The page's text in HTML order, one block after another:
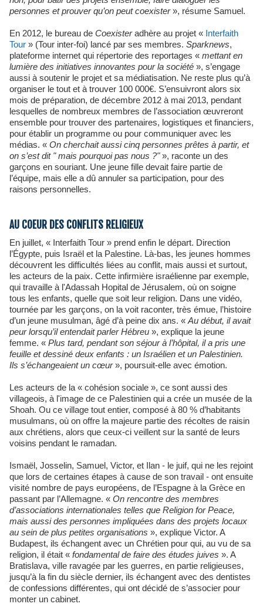
personnes et prouver qu’on peut coexister», résume Samuel.
En 2012, le bureau de Coexisteradhère au projet « Interfaith
Tour » (Tour inter-foi) lancé par ses membres. Sparknews,
plateforme internet qui répertorie des reportages « mettant en
lumière des initiatives innovantes pour la société », s’engage
aussi à soutenir le projet et sa médiatisation. Ne reste plus qu’à
organiser le tout et à trouver 100 000€. S’ensuivront alors six
mois de préparation, de décembre 2012 à mai 2013, pendant
lesquelles de nombreux membres de l’association œuvreront
ensemble pour trouver des partenaires, logistiques et financiers,
pour établir un programme ou pour communiquer avec les
médias. « On cherchait aussi cinq personnes prêtes à partir, et
on s’est dit " mais pourquoi pas nous ?"», raconte un des
garçons en souriant. Une jeune fille devait faire partie de
l’équipe, mais elle a dû annuler sa participation, pour des
raisons personnelles.
AU COEUR DES CONFLITS RELIGIEUX
En juillet, « Interfaith Tour » prend enfin le départ. Direction
l’Égypte, puis Israël et la Palestine. Là-bas, les jeunes hommes
découvrent les difficultés liées au conflit, mais aussi et surtout,
les acteurs de la paix. Cette infirmière israélienne par exemple,
qui travaille à l'Adassah Hopital de Jérusalem, où on soigne
tous les enfants, quelle que soit leur religion. Dans une vidéo,
tournée par les garçons, on la voit raconter, très émue, l’histoire
d’un jeune musulman, âgé d’à peine dix ans. « Au début, il avait
peur lorsqu’il entendait parler Hébreu », explique la jeune
femme. « Plus tard, pendant son séjour à l’hôpital, il a pris une
feuille et dessiné deux enfants : un Israélien et un Palestinien.
Ils s’échangeaient un cœur», poursuit-elle avec émotion.
Les acteurs de la « cohésion sociale », ce sont aussi des
villageois, à l'image de ce Palestinien qui a crée un musée de la
Shoah. Ou ce village tout entier, composé à 80 % d’habitants
musulmans, où on offre la majeure partie des récoltes de raisin
aux chrétiens, alors que ceux-ci veillent sur la santé de leurs
voisins pendant le ramadan.
Ismaël, Josselin, Samuel, Victor, et Ilan - le juif, qui ne les rejoint
que lors de certaines étapes à cause de son travail - ont ensuite
visité nombre de pays européens, de l’Espagne à la Grèce en
passant par l’Allemagne. « On rencontre des membres
d’associations internationales telles que Religion for Peace,
mais aussi des personnes impliquées dans des projets locaux
au sein de plus petites organisations », explique Victor. A
Budapest, ils échangent avec un Chrétien pour qui, au vu de sa
religion, il était « fondamental de faire des études juives ». A
Bratislava, ville ravagée par les guerres, en partie religieuses,
jusqu’à la fin du siècle dernier, ils échangent avec des dentistes
de confessions différentes, qui ont décidé de s’associer pour
monter un cabinet.